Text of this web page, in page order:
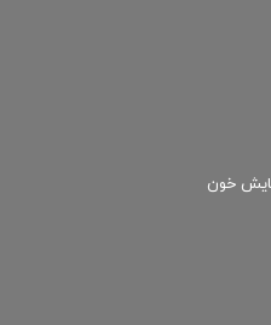
خون